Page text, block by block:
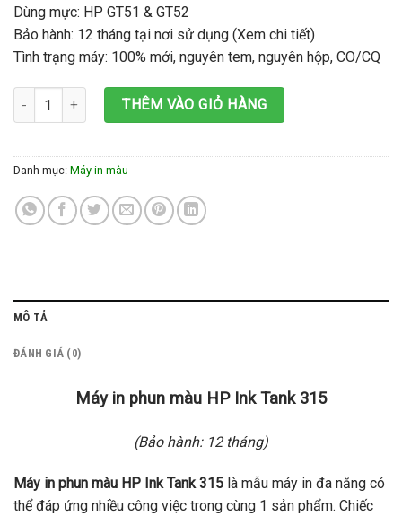
Dùng mực: HP GT51 & GT52
Bảo hành: 12 tháng tại nơi sử dụng (Xem chi tiết)
Tình trạng máy: 100% mới, nguyên tem, nguyên hộp, CO/CQ
Máy in HP Ink Tank 315 AIO (In màu/ Scan/ Copy) số lượng
THÊM VÀO GIỎ HÀNG
Danh mục: Máy in màu
MÔ TẢ
ĐÁNH GIÁ (0)
Máy in phun màu HP Ink Tank 315
(Bảo hành: 12 tháng)
Máy in phun màu HP Ink Tank 315 là mẫu máy in đa năng có
thể đáp ứng nhiều công việc trong cùng 1 sản phẩm. Chiếc